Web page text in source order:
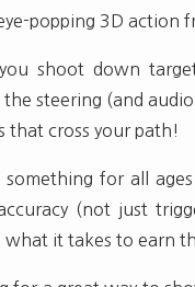
popping 3D action
shoot down
steering (and
that cross your path!
something for all
(not just
what it takes to earn